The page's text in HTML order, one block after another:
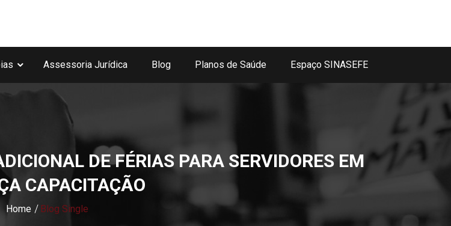
Assessoria Jurídica Blog Planos de Saúde Espaço SINASEFE
DE FÉRIAS PARA SERVIDORES EM
CAPACITAÇÃO
Home Blog Single